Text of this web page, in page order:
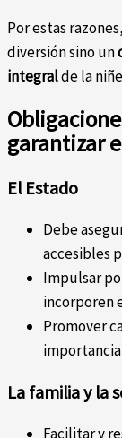
Por estas
diversión sino un
integralde la
garantizar
El Estado
Debe
accesibles
Impulsar
incorporen
Promover
La familia y la
Facilitar y